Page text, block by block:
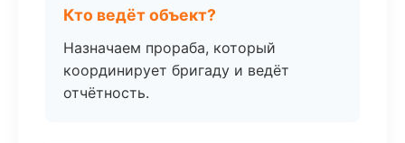
Кто ведёт объект?
Назначаем прораба, который
координирует бригаду и ведёт
отчётность.